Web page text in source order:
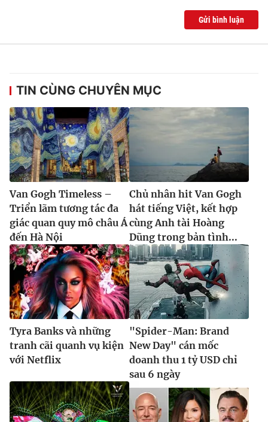
Gửi bình luận
TIN CÙNG CHUYÊN MỤC
Van Gogh Timeless –
Triển lãm tương tác đa
giác quan quy mô châu Á
đến Hà Nội
Chủ nhân hit Van Gogh
hát tiếng Việt, kết hợp
cùng Anh tài Hoàng
Dũng trong bản tình...
Tyra Banks và những
tranh cãi quanh vụ kiện
với Netflix
"Spider-Man: Brand
New Day" cán mốc
doanh thu 1 tỷ USD chỉ
sau 6 ngày